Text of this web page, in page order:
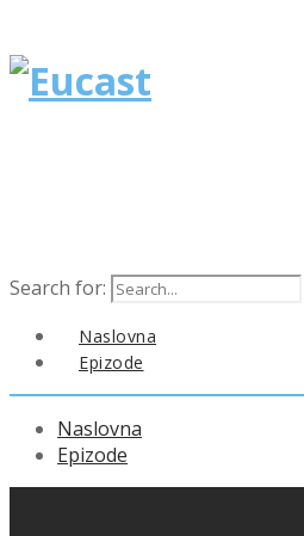
Search for:
Naslovna
Epizode
Naslovna
Epizode